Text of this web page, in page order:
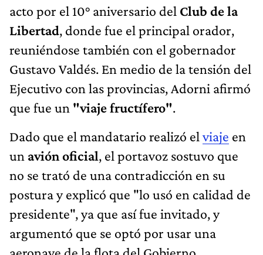
acto por el 10° aniversario del Club de la
Libertad, donde fue el principal orador,
reuniéndose también con el gobernador
Gustavo Valdés. En medio de la tensión del
Ejecutivo con las provincias, Adorni afirmó
que fue un "viaje fructífero".
Dado que el mandatario realizó el viaje en
un avión oficial, el portavoz sostuvo que
no se trató de una contradicción en su
postura y explicó que "lo usó en calidad de
presidente", ya que así fue invitado, y
argumentó que se optó por usar una